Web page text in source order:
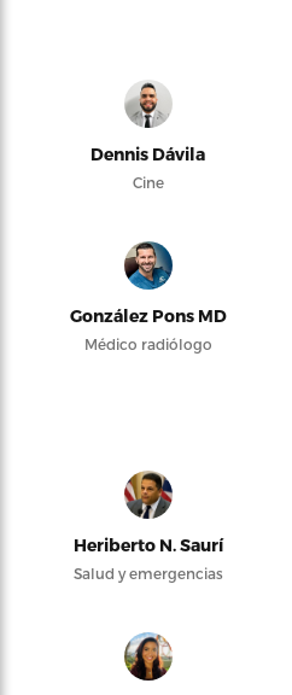
Dennis Dávila
Cine
González Pons MD
Médico radiólogo
Heriberto N. Saurí
Salud y emergencias